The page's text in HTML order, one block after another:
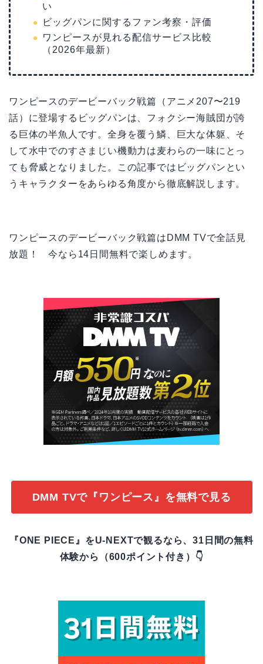
い
ビッグパンに関するファン考察・評価
ワンピースが見れる配信サービス比較
（2026年最新）
ワンピースのデービーバック戦篇（アニメ207〜219
話）に登場するビッグパンは、フォクシー海賊団が誇
る巨体の半魚人です。全身を覆う鱗、巨大な体躯、そ
して水中でのすさまじい機動力は麦わらの一味にとっ
ても脅威となりました。この記事ではビッグパンとい
うキャラクターをあらゆる角度から徹底解説します。
ワンピースのデービーバック戦篇はDMM TVで全話見
放題！ 今なら14日間無料で楽しめます。
DMM TVで『ワンピース』を無料で見る
『ONE PIECE』をU-NEXTで観るなら、31日間の無料
体験から（600ポイント付き）👇